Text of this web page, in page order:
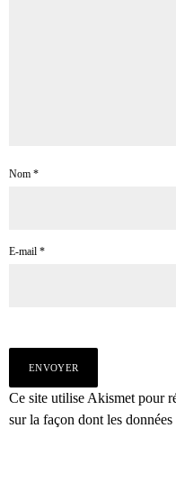
Nom *
E-mail *
Ce site utilise Akismet pour
sur la façon dont les